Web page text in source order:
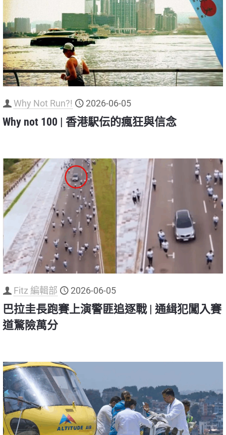
Why Not Run?! 2026-06-05
Why not 100 | 香港駅伝的瘋狂與信念
Fitz 編輯部 2026-06-05
巴拉圭長跑賽上演警匪追逐戰 | 通緝犯闖入賽
道驚險萬分